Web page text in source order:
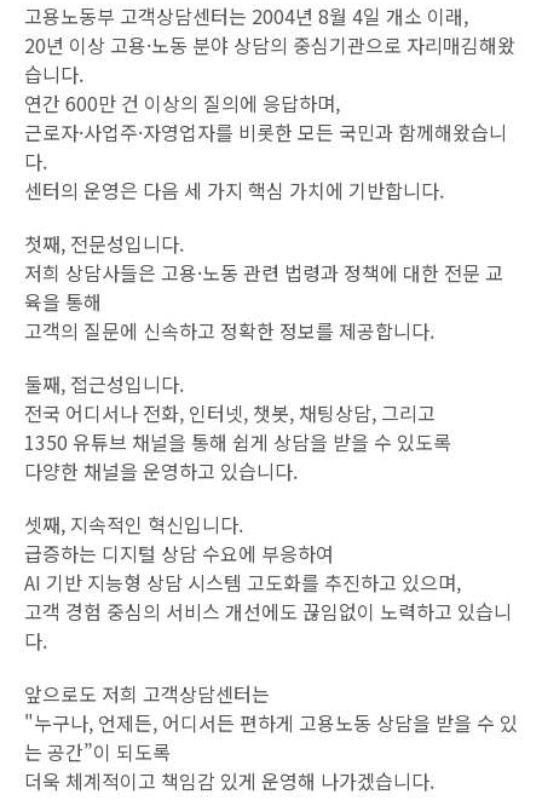
고용노동부 고객상담센터는 2004년 8월 4일 개소 이래,
20년 이상 고용·노동 분야 상담의 중심기관으로 자리매김해왔
습니다.
연간 600만 건 이상의 질의에 응답하며,
근로자·사업주·자영업자를 비롯한 모든 국민과 함께해왔습니
다.
센터의 운영은 다음 세 가지 핵심 가치에 기반합니다.
첫째, 전문성입니다.
저희 상담사들은 고용·노동 관련 법령과 정책에 대한 전문 교
육을 통해
고객의 질문에 신속하고 정확한 정보를 제공합니다.
둘째, 접근성입니다.
전국 어디서나 전화, 인터넷, 챗봇, 채팅상담, 그리고
1350 유튜브 채널을 통해 쉽게 상담을 받을 수 있도록
다양한 채널을 운영하고 있습니다.
셋째, 지속적인 혁신입니다.
급증하는 디지털 상담 수요에 부응하여
AI 기반 지능형 상담 시스템 고도화를 추진하고 있으며,
고객 경험 중심의 서비스 개선에도 끊임없이 노력하고 있습니
다.
앞으로도 저희 고객상담센터는
"누구나, 언제든, 어디서든 편하게 고용노동 상담을 받을 수 있
는 공간”이 되도록
더욱 체계적이고 책임감 있게 운영해 나가겠습니다.